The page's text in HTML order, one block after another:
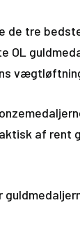
de tre
OL
af rent